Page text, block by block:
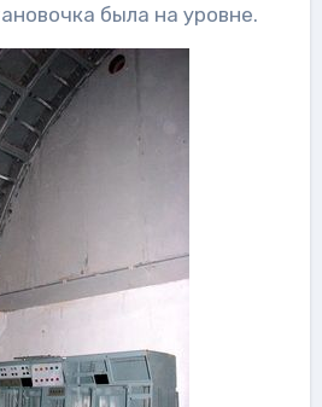
была на уровне.